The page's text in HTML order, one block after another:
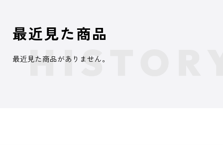
最近見た商品
最近見た商品がありません。